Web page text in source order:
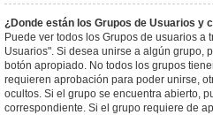
¿Donde están los Grupos de Usuarios y
Puede ver todos los Grupos de usuarios a
Usuarios". Si desea unirse a algún grupo,
botón apropiado. No todos los grupos
requieren aprobación para poder unirse,
ocultos. Si el grupo se encuentra abierto,
correspondiente. Si el grupo requiere de